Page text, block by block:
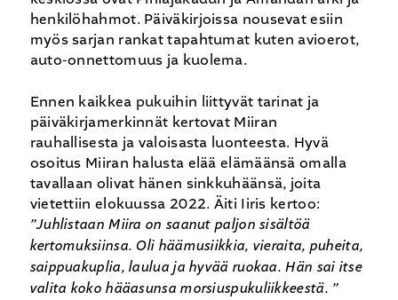
henkilöhahmot. Päiväkirjoissa nousevat esiin
myös sarjan rankat tapahtumat kuten avioerot,
auto-onnettomuus ja kuolema.
Ennen kaikkea pukuihin liittyvät tarinat ja
päiväkirjamerkinnät kertovat Miiran
rauhallisesta ja valoisasta luonteesta. Hyvä
osoitus Miiran halusta elää elämäänsä omalla
tavallaan olivat hänen sinkkuhäänsä, joita
vietettiin elokuussa 2022. Äiti Iiris kertoo:
”Juhlistaan Miira on saanut paljon sisältöä
kertomuksiinsa. Oli häämusiikkia, vieraita, puheita,
saippuakuplia, laulua ja hyvää ruokaa. Hän sai itse
valita koko hääasunsa morsiuspukuliikkeestä. ”